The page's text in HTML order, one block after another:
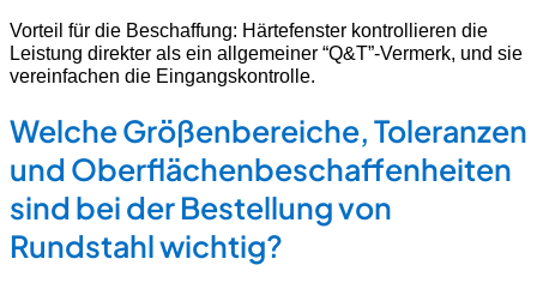
Vorteil für die Beschaffung: Härtefenster kontrollieren die
Leistung direkter als ein allgemeiner “Q&T”-Vermerk, und sie
vereinfachen die Eingangskontrolle.
Welche Größenbereiche, Toleranzen
und Oberflächenbeschaffenheiten
sind bei der Bestellung von
Rundstahl wichtig?